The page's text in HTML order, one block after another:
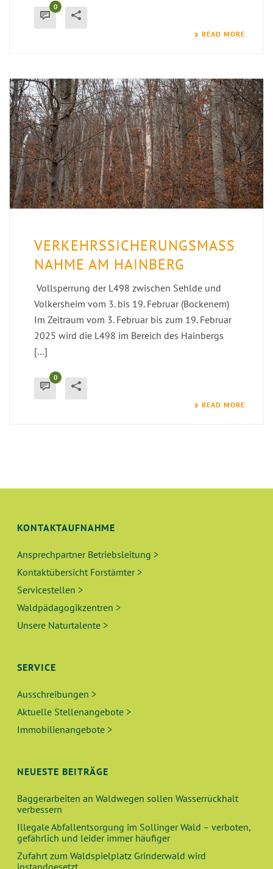
0
READ MORE
VERKEHRSSICHERUNGSMASSN
AHME AM HAINBERG
Vollsperrung der L498 zwischen Sehlde und
Volkersheim vom 3. bis 19. Februar (Bockenem)
Im Zeitraum vom 3. Februar bis zum 19. Februar
2025 wird die L498 im Bereich des Hainbergs
[…]
0
READ MORE
KONTAKTAUFNAHME
Ansprechpartner Betriebsleitung >
Kontaktübersicht Forstämter >
Servicestellen >
Waldpädagogikzentren >
Unsere Naturtalente >
SERVICE
Ausschreibungen >
Aktuelle Stellenangebote >
Immobilienangebote >
NEUESTE BEITRÄGE
Baggerarbeiten an Waldwegen sollen Wasserrückhalt
verbessern
Illegale Abfallentsorgung im Sollinger Wald – verboten,
gefährlich und leider immer häufiger
Zufahrt zum Waldspielplatz Grinderwald wird